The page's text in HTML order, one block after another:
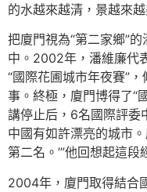
的水越來越清，景越來越
把廈門視為“第二家鄉”
中。2002年，潘維廉代
“國際花圃城市年夜賽”
事。終極，廈門博得了“
講停止后，6名國際評委
中國有如許漂亮的城市
第二名。’”他回想起這
2004年，廈門取得結合